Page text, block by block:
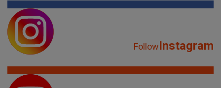
FollowInstagram